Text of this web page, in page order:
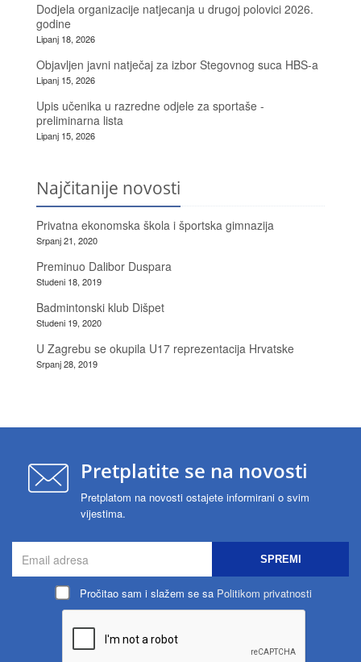
Dodjela organizacije natjecanja u drugoj polovici 2026.
godine
Lipanj 18, 2026
Objavljen javni natječaj za izbor Stegovnog suca HBS-a
Lipanj 15, 2026
Upis učenika u razredne odjele za sportaše -
preliminarna lista
Lipanj 15, 2026
Najčitanije novosti
Privatna ekonomska škola i športska gimnazija
Srpanj 21, 2020
Preminuo Dalibor Duspara
Studeni 18, 2019
Badmintonski klub Dišpet
Studeni 19, 2020
U Zagrebu se okupila U17 reprezentacija Hrvatske
Srpanj 28, 2019
Pretplatite se na novosti
Pretplatom na novosti ostajete informirani o svim
vijestima.
SPREMI
Pročitao sam i slažem se sa Politikom privatnosti